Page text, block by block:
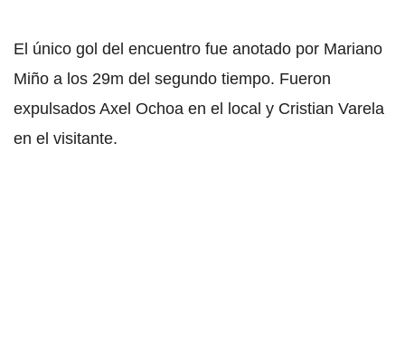
El único gol del encuentro fue anotado por Mariano
Miño a los 29m del segundo tiempo. Fueron
expulsados Axel Ochoa en el local y Cristian Varela
en el visitante.